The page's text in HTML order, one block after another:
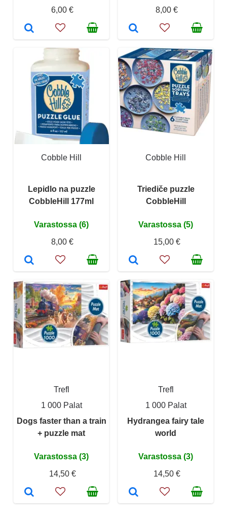
6,00 €
8,00 €
Cobble Hill
Lepidlo na puzzle
CobbleHill 177ml
Varastossa (6)
8,00 €
Cobble Hill
Triediče puzzle
CobbleHill
Varastossa (5)
15,00 €
Trefl
1 000 Palat
Dogs faster than a train
+ puzzle mat
Varastossa (3)
14,50 €
Trefl
1 000 Palat
Hydrangea fairy tale
world
Varastossa (3)
14,50 €